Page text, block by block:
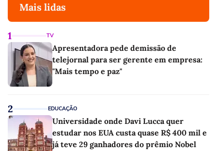
Mais lidas
1 TV
Apresentadora pede demissão de
telejornal para ser gerente em empresa:
"Mais tempo e paz"
2 EDUCAÇÃO
Universidade onde Davi Lucca quer
estudar nos EUA custa quase R$ 400 mil e
já teve 29 ganhadores do prêmio Nobel